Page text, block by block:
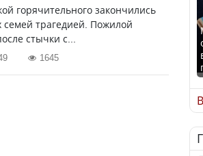
горячительного закончились
семей трагедией. Пожилой
стычки с...
1645